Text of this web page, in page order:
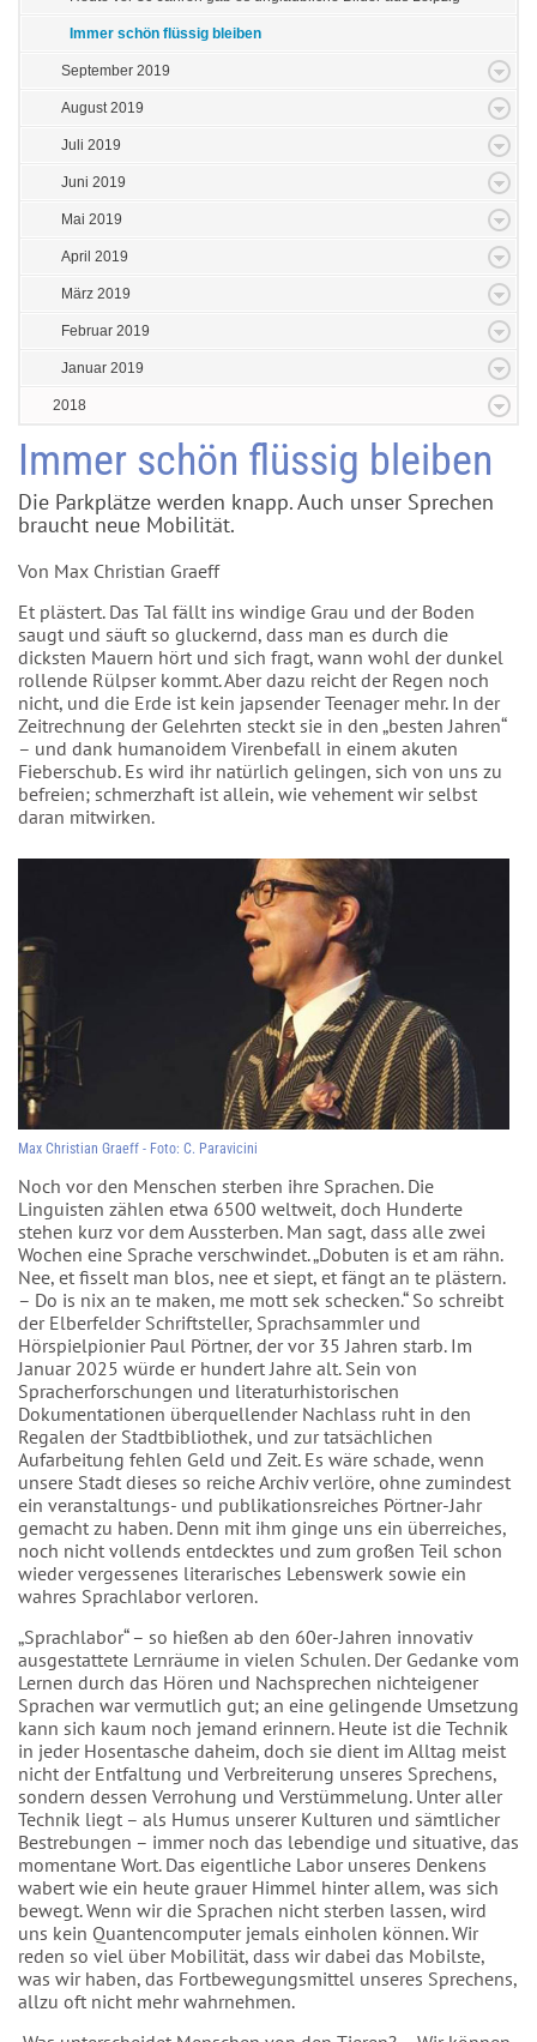
Immer schön flüssig bleiben
September 2019
August 2019
Juli 2019
Juni 2019
Mai 2019
April 2019
März 2019
Februar 2019
Januar 2019
2018
Immer schön flüssig bleiben
Die Parkplätze werden knapp. Auch unser Sprechen
braucht neue Mobilität.
Von Max Christian Graeff
Et plästert. Das Tal fällt ins windige Grau und der Boden
saugt und säuft so gluckernd, dass man es durch die
dicksten Mauern hört und sich fragt, wann wohl der dunkel
rollende Rülpser kommt. Aber dazu reicht der Regen noch
nicht, und die Erde ist kein japsender Teenager mehr. In der
Zeitrechnung der Gelehrten steckt sie in den „besten Jahren“
– und dank humanoidem Virenbefall in einem akuten
Fieberschub. Es wird ihr natürlich gelingen, sich von uns zu
befreien; schmerzhaft ist allein, wie vehement wir selbst
daran mitwirken.
Max Christian Graeff - Foto: C. Paravicini
Noch vor den Menschen sterben ihre Sprachen. Die
Linguisten zählen etwa 6500 weltweit, doch Hunderte
stehen kurz vor dem Aussterben. Man sagt, dass alle zwei
Wochen eine Sprache verschwindet. „Dobuten is et am rähn.
Nee, et fisselt man blos, nee et siept, et fängt an te plästern.
– Do is nix an te maken, me mott sek schecken.“ So schreibt
der Elberfelder Schriftsteller, Sprachsammler und
Hörspielpionier Paul Pörtner, der vor 35 Jahren starb. Im
Januar 2025 würde er hundert Jahre alt. Sein von
Spracherforschungen und literaturhistorischen
Dokumentationen überquellender Nachlass ruht in den
Regalen der Stadtbibliothek, und zur tatsächlichen
Aufarbeitung fehlen Geld und Zeit. Es wäre schade, wenn
unsere Stadt dieses so reiche Archiv verlöre, ohne zumindest
ein veranstaltungs- und publikationsreiches Pörtner-Jahr
gemacht zu haben. Denn mit ihm ginge uns ein überreiches,
noch nicht vollends entdecktes und zum großen Teil schon
wieder vergessenes literarisches Lebenswerk sowie ein
wahres Sprachlabor verloren.
„Sprachlabor“ – so hießen ab den 60er-Jahren innovativ
ausgestattete Lernräume in vielen Schulen. Der Gedanke vom
Lernen durch das Hören und Nachsprechen nichteigener
Sprachen war vermutlich gut; an eine gelingende Umsetzung
kann sich kaum noch jemand erinnern. Heute ist die Technik
in jeder Hosentasche daheim, doch sie dient im Alltag meist
nicht der Entfaltung und Verbreiterung unseres Sprechens,
sondern dessen Verrohung und Verstümmelung. Unter aller
Technik liegt – als Humus unserer Kulturen und sämtlicher
Bestrebungen – immer noch das lebendige und situative, das
momentane Wort. Das eigentliche Labor unseres Denkens
wabert wie ein heute grauer Himmel hinter allem, was sich
bewegt. Wenn wir die Sprachen nicht sterben lassen, wird
uns kein Quantencomputer jemals einholen können. Wir
reden so viel über Mobilität, dass wir dabei das Mobilste,
was wir haben, das Fortbewegungsmittel unseres Sprechens,
allzu oft nicht mehr wahrnehmen.